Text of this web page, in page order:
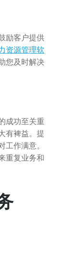
励客户提供
资源管理软
您及时解决
成功至关重
有裨益。提
作满意。
重复业务和